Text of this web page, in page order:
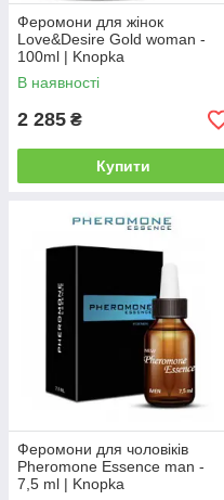
Феромони для жінок
Love&Desire Gold woman -
100ml | Knopka
В наявності
2 285 ₴
Купити
Феромони для чоловіків
Pheromone Essence man -
7,5 ml | Knopka